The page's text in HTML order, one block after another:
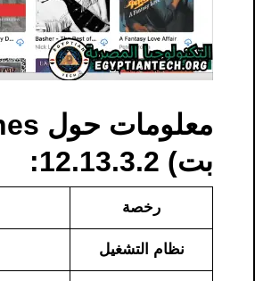
بت) 12.13.3.2:
رخصة
نظام التشغيل